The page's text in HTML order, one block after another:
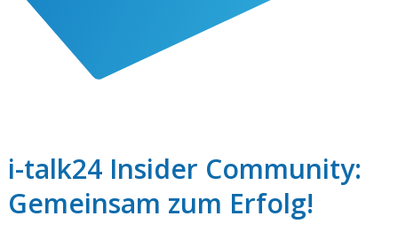
i-talk24 Insider Community:
Gemeinsam zum Erfolg!